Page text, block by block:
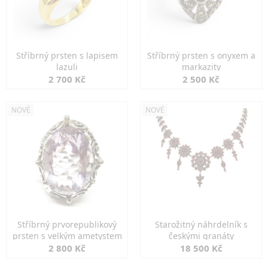
Stříbrný prsten s lapisem
lazuli
2 700 Kč
Stříbrný prsten s onyxem a
markazity
2 500 Kč
NOVÉ
Stříbrný prvorepublikový
prsten s velkým ametystem
2 800 Kč
NOVÉ
Starožitný náhrdelník s
českými granáty
18 500 Kč